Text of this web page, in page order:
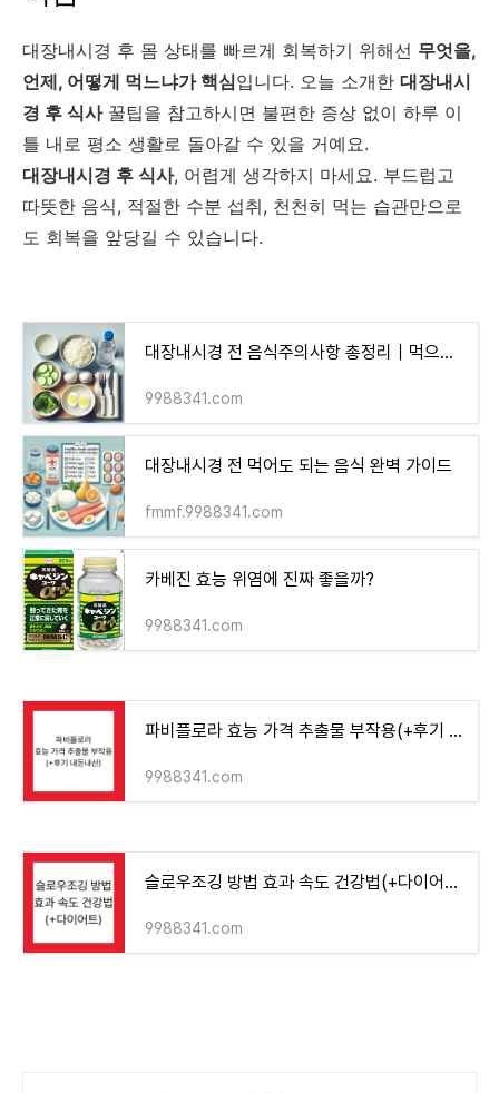
대장내시경 후 몸 상태를 빠르게 회복하기 위해선 무엇을,
언제, 어떻게 먹느냐가 핵심입니다. 오늘 소개한 대장내시
경 후 식사꿀팁을 참고하시면 불편한 증상 없이 하루 이
틀 내로 평소 생활로 돌아갈 수 있을 거예요.
대장내시경 후 식사, 어렵게 생각하지 마세요. 부드럽고
따뜻한 음식, 적절한 수분 섭취, 천천히 먹는 습관만으로
도 회복을 앞당길 수 있습니다.
대장내시경 전 음식주의사항 총정리｜먹으면 안 되는 음식은?
9988341.com
대장내시경 전 먹어도 되는 음식 완벽 가이드
fmmf.9988341.com
카베진 효능 위염에 진짜 좋을까?
9988341.com
파비플로라 효능 가격 추출물 부작용(+후기 내돈내산)
9988341.com
슬로우조깅 방법 효과 속도 건강법(+다이어트)
9988341.com